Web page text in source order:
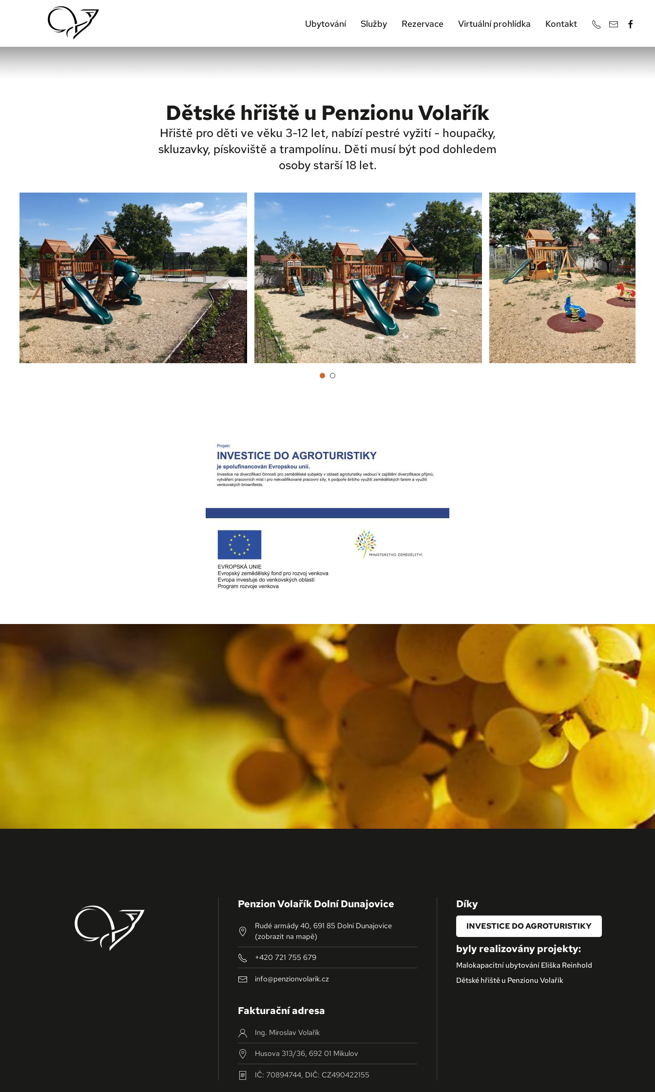
Ubytování Služby Rezervace Virtuální prohlídka Kontakt
Dětské hřiště u Penzionu Volařík
Hřiště pro děti ve věku 3-12 let, nabízí pestré vyžití - houpačky,
skluzavky, pískoviště a trampolínu. Děti musí být pod dohledem
osoby starší 18 let.
Penzion Volařík Dolní Dunajovice
Rudé armády 40, 691 85 Dolní Dunajovice
(zobrazit na mapě)
+420 721 755 679
info@penzionvolarik.cz
Fakturační adresa
Ing. Miroslav Volařík
Husova 313/36, 692 01 Mikulov
IČ: 70894744, DIČ: CZ490422155
Díky
INVESTICE DO AGROTURISTIKY
byly realizovány projekty:
Malokapacitní ubytování Eliška Reinhold
Dětské hřiště u Penzionu Volařík